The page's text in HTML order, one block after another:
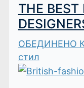
THE BEST
ОБЕДИНЕНО
стил